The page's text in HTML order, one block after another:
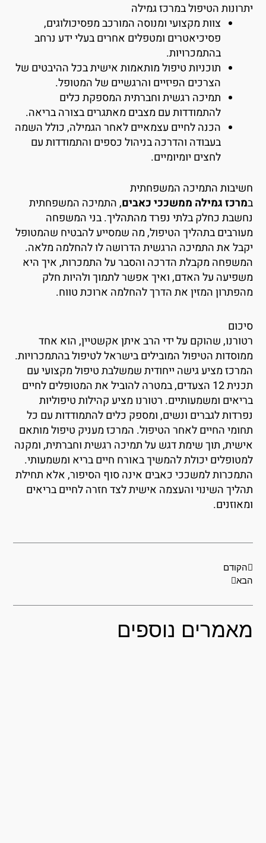
הטיפול במרכז גמילה
צוות מקצועי ומנוסה המורכב מפסיכולוגים,
פסיכיאטרים ומטפלים אחרים בעלי ידע נרחב
בהתמכרויות.
תוכניות טיפול מותאמות אישית בכל ההיבטים של
הצרכים הפיזיים והרגשיים של המטופל.
תמיכה רגשית וחברתית המספקת כלים
להתמודדות עם מצבים מאתגרים בצורה בריאה.
הכנה לחיים עצמאיים לאחר הגמילה, כולל השמה
בעבודה והדרכה בניהול כספים והתמודדות עם
לחצים יומיומיים.
התמיכה המשפחתית
מרכז גמילה ממשככי כאבים, התמיכה המשפחתית
כחלק בלתי נפרד מהתהליך. בני המשפחה
בתהליך הטיפול, מה שמסייע להבטיח שהמטופל
את התמיכה הרגשית הדרושה לו להחלמה מלאה.
מקבלת הדרכה והסבר על התמכרות, איך היא
על האדם, ואיך אפשר לתמוך ולהיות חלק
המזין את הדרך להחלמה ארוכת טווח.
שהוקם על ידי הרב איתן אקשטיין, הוא אחד
הטיפול המובילים בישראל לטיפול בהתמכרויות.
מציע גישה ייחודית שמשלבת טיפול מקצועי עם
תכנית 12 הצעדים, במטרה להוביל את המטופלים לחיים
ומשמעותיים. רטורנו מציע קהילות טיפוליות
לגברים ונשים, ומספק כלים להתמודדות עם כל
החיים לאחר הטיפול. המרכז מעניק טיפול מותאם
תוך שימת דגש על תמיכה רגשית וחברתית, ומקנה
יכולת להמשיך באורח חיים בריא ומשמעותי.
למשככי כאבים אינה סוף הסיפור, אלא תחילת
השינוי והעצמה אישית לצד חזרה לחיים בריאים
הקודם
נוספים